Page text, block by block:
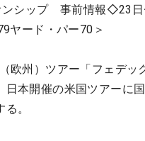
ンシップ 事前情報◇23
ヤード・パー70＞
欧州）ツアー「フェデ
日本開催の米国ツアーに
。